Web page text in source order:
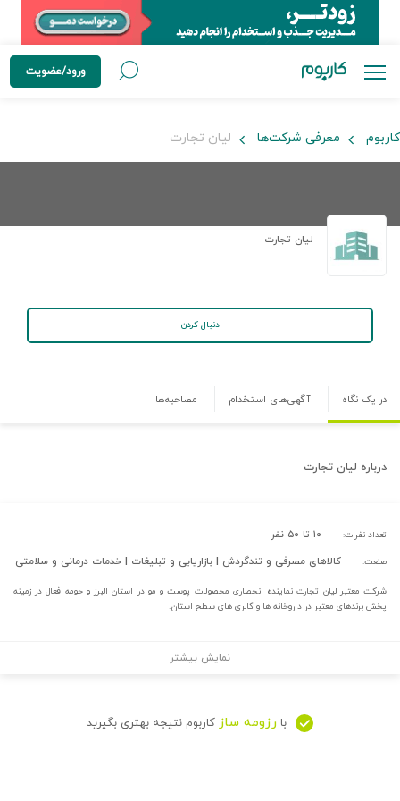
ورود/عضویت
کاربوم معرفی شرکت‌ها لیان تجارت
لیان تجارت
دنبال کردن
در یک نگاه آگهی‌های استخدام مصاحبه‌ها
درباره لیان تجارت
تعداد نفرات: ۱۰ تا ۵۰ نفر
صنعت: کالاهای مصرفی و تندگردش | بازاریابی و تبلیغات | خدمات درمانی و سلامتی
شرکت معتبر لیان تجارت نماینده انحصاری محصولات پوست و مو در استان البرز و حومه فعال در زمینه
پخش برندهای معتبر در داروخانه ها و گالری های سطح استان.
نمایش بیشتر
با رزومه ساز کاربوم نتیجه بهتری بگیرید